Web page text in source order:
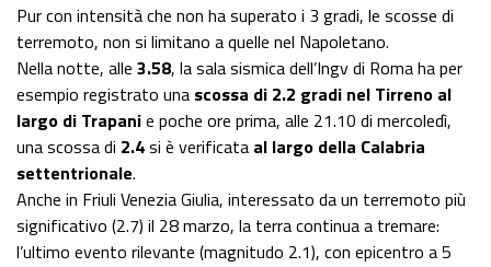
Pur con intensità che non ha superato i 3 gradi, le scosse di
terremoto, non si limitano a quelle nel Napoletano.
Nella notte, alle 3.58, la sala sismica dell’Ingv di Roma ha per
esempio registrato una scossa di 2.2 gradi nel Tirreno al
largo di Trapanie poche ore prima, alle 21.10 di mercoledì,
una scossa di 2.4si è verificata al largo della Calabria
settentrionale.
Anche in Friuli Venezia Giulia, interessato da un terremoto più
significativo (2.7) il 28 marzo, la terra continua a tremare:
l’ultimo evento rilevante (magnitudo 2.1), con epicentro a 5